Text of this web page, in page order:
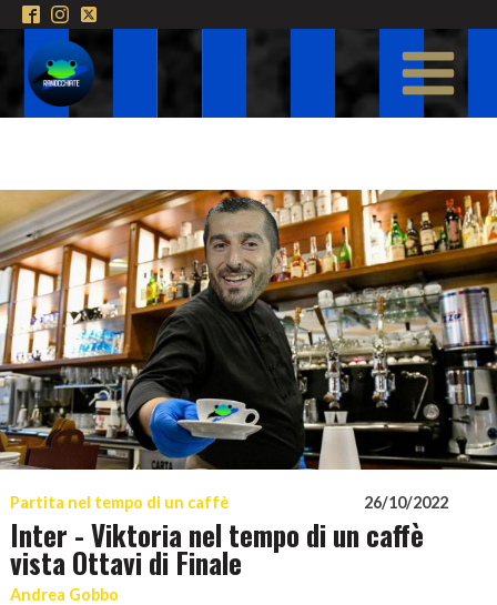
Partita nel tempo di un caffè 26/10/2022
Inter - Viktoria nel tempo di un caffè
vista Ottavi di Finale
Andrea Gobbo